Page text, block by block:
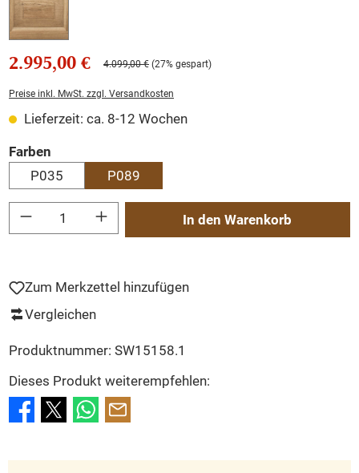
2.995,00 € 4.099,00 € (27% gespart)
Preise inkl. MwSt. zzgl. Versandkosten
Lieferzeit: ca. 8-12 Wochen
Farben
P035
P089
Produkt Anzahl: Gib den gewünschten Wert ein oder benutze die Schaltflächen
In den Warenkorb
Zum Merkzettel hinzufügen
Vergleichen
Produktnummer: SW15158.1
Dieses Produkt weiterempfehlen: